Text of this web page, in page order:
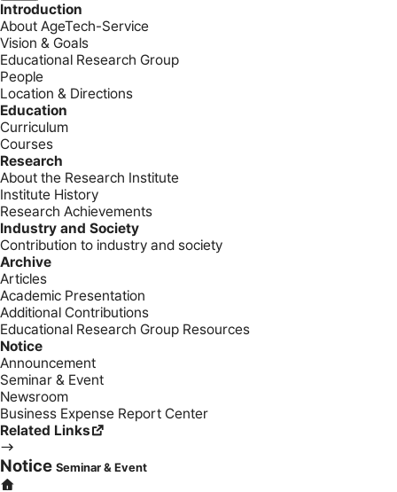
Introduction
About AgeTech-Service
Vision & Goals
Educational Research Group
People
Location & Directions
Education
Curriculum
Courses
Research
About the Research Institute
Institute History
Research Achievements
Industry and Society
Contribution to industry and society
Archive
Articles
Academic Presentation
Additional Contributions
Educational Research Group Resources
Notice
Announcement
Seminar & Event
Newsroom
Business Expense Report Center
Related Links
Notice Seminar & Event